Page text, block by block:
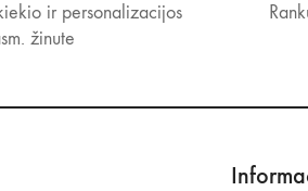
ir personalizacijos
žinute